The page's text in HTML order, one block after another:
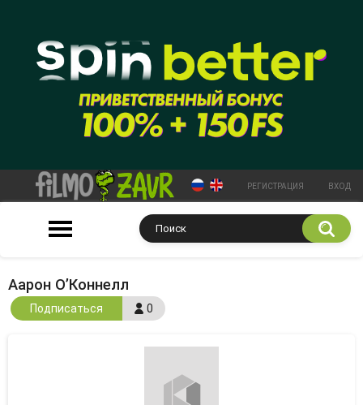
РЕГИСТРАЦИЯ ВХОД
Аарон О’Коннелл
0
Подписаться